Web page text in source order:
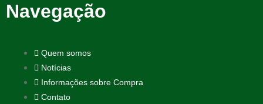
Navegação
Quem somos
Notícias
Informações sobre Compra
Contato